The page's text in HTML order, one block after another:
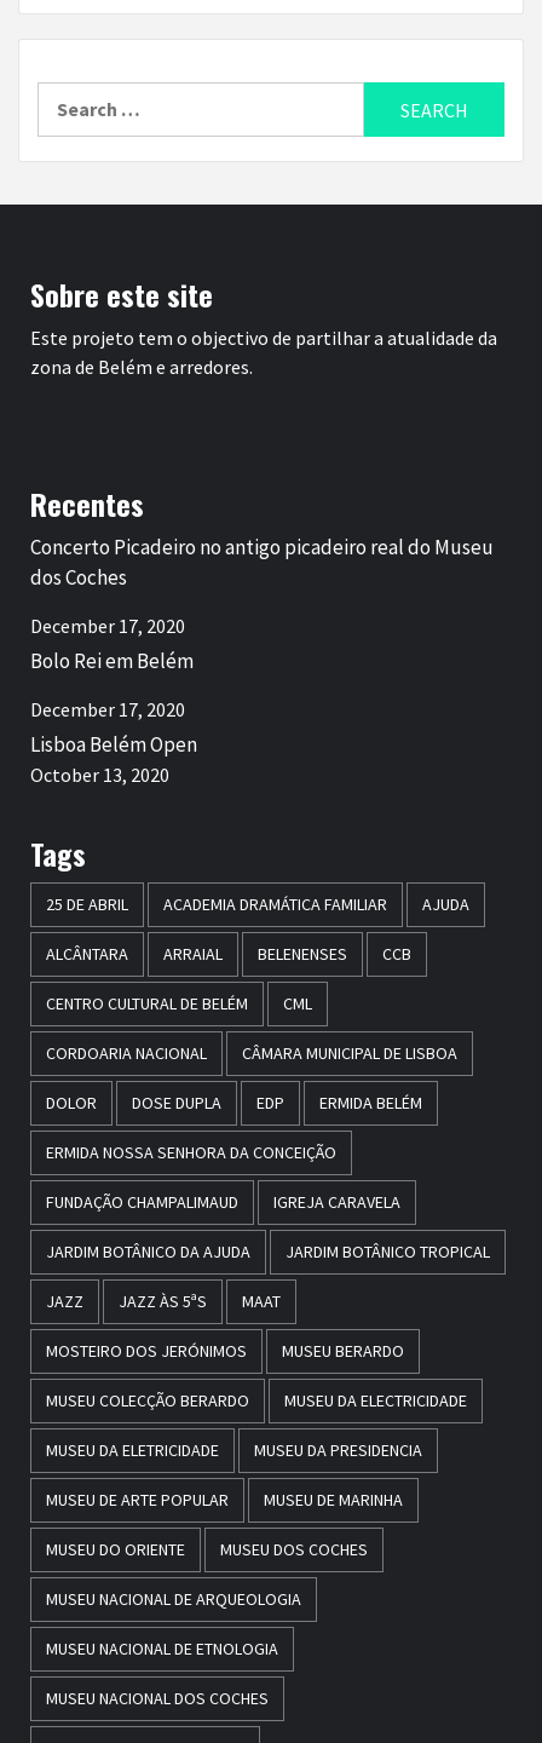
Sobre este site
Este projeto tem o objectivo de partilhar a atualidade da
zona de Belém e arredores.
Recentes
Concerto Picadeiro no antigo picadeiro real do Museu
dos Coches
December 17, 2020
Bolo Rei em Belém
December 17, 2020
Lisboa Belém Open
October 13, 2020
Tags
25 DE ABRIL ACADEMIA DRAMÁTICA FAMILIAR AJUDA
ALCÂNTARA ARRAIAL BELENENSES CCB
CENTRO CULTURAL DE BELÉM CML
CORDOARIA NACIONAL CÂMARA MUNICIPAL DE LISBOA
DOLOR DOSE DUPLA EDP ERMIDA BELÉM
ERMIDA NOSSA SENHORA DA CONCEIÇÃO
FUNDAÇÃO CHAMPALIMAUD IGREJA CARAVELA
JARDIM BOTÂNICO DA AJUDA JARDIM BOTÂNICO TROPICAL
JAZZ JAZZ ÀS 5ªS MAAT
MOSTEIRO DOS JERÓNIMOS MUSEU BERARDO
MUSEU COLECÇÃO BERARDO MUSEU DA ELECTRICIDADE
MUSEU DA ELETRICIDADE MUSEU DA PRESIDENCIA
MUSEU DE ARTE POPULAR MUSEU DE MARINHA
MUSEU DO ORIENTE MUSEU DOS COCHES
MUSEU NACIONAL DE ARQUEOLOGIA
MUSEU NACIONAL DE ETNOLOGIA
MUSEU NACIONAL DOS COCHES